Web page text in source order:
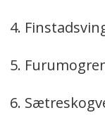
4.
5.
6.